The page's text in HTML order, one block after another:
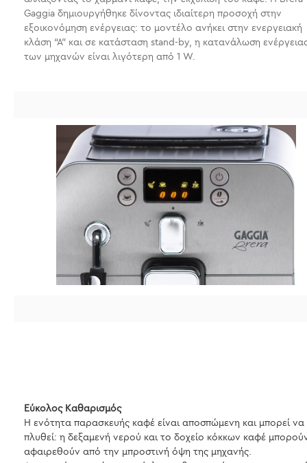
Gaggia δημιουργήθηκε δίνοντας ιδιαίτερη προσοχή στην
εξοικονόμηση ενέργειας: το μοντέλο ανήκει στην ενεργειακή
κλάση “Α” και σε κατάσταση stand-by, η κατανάλωση
των μηχανών είναι λιγότερη από 1 W.
Εύκολος Καθαρισμός
Η ενότητα παρασκευής καφέ είναι αποσπώμενη και μπορεί να
πλυθεί: η δεξαμενή νερού και το δοχείο κόκκων καφέ
αφαιρεθούν από την μπροστινή όψη της μηχανής.